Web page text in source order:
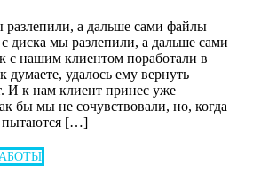
разлепили, а дальше сами файлы
с диска мы разлепили, а дальше сами
с нашим клиентом поработали в
удалось ему вернуть
И к нам клиент принес уже
бы мы не сочувствовали, но, когда
пытаются […]